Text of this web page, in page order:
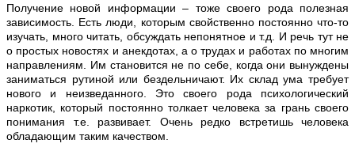
Получение новой информации – тоже своего рода полезная
зависимость. Есть люди, которым свойственно постоянно что-то
изучать, много читать, обсуждать непонятное и т.д. И речь тут не
о простых новостях и анекдотах, а о трудах и работах по многим
направлениям. Им становится не по себе, когда они вынуждены
заниматься рутиной или бездельничают. Их склад ума требует
нового и неизведанного. Это своего рода психологический
наркотик, который постоянно толкает человека за грань своего
понимания т.е. развивает. Очень редко встретишь человека
обладающим таким качеством.